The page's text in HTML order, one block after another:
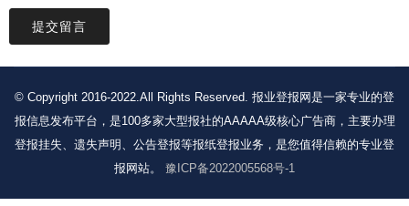
提交留言
© Copyright 2016-2022.All Rights Reserved. 报业登报网是一家专业的登
报信息发布平台，是100多家大型报社的AAAAA级核心广告商，主要办理
登报挂失、遗失声明、公告登报等报纸登报业务，是您值得信赖的专业登
报网站。 豫ICP备2022005568号-1